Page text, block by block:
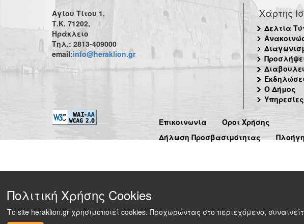
Αγίου Τίτου 1,
Τ.Κ. 71202,
Ηράκλειο
Τηλ.: 2813-409000
email:info@heraklion.gr
Χάρτης
Δελτία
Ο Δήμος
Υπηρεσίες
Επικοινωνία
Όροι Χρήσης
Δήλωση Προσβασιμότητας
Πολιτική Χρήσης Cookies
Το site heraklion.gr χρησιμοποιεί cookies. Προχωρώντας στο περιεχόμενο,